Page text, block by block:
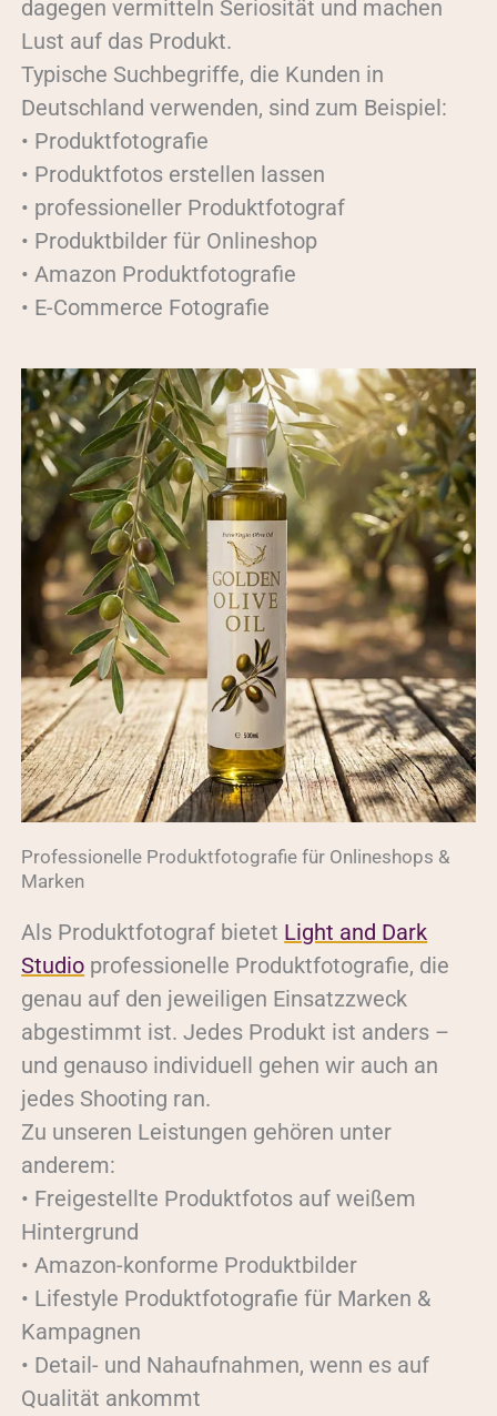
dagegen vermitteln Seriosität und machen
Lust auf das Produkt.
Typische Suchbegriffe, die Kunden in
Deutschland verwenden, sind zum Beispiel:
• Produktfotografie
• Produktfotos erstellen lassen
• professioneller Produktfotograf
• Produktbilder für Onlineshop
• Amazon Produktfotografie
• E-Commerce Fotografie
Professionelle Produktfotografie für Onlineshops &
Marken
Als Produktfotograf bietet Light and Dark
Studio professionelle Produktfotografie, die
genau auf den jeweiligen Einsatzzweck
abgestimmt ist. Jedes Produkt ist anders –
und genauso individuell gehen wir auch an
jedes Shooting ran.
Zu unseren Leistungen gehören unter
anderem:
• Freigestellte Produktfotos auf weißem
Hintergrund
• Amazon-konforme Produktbilder
• Lifestyle Produktfotografie für Marken &
Kampagnen
• Detail- und Nahaufnahmen, wenn es auf
Qualität ankommt